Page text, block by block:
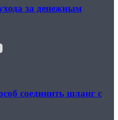
за денежным
соединить шланг с